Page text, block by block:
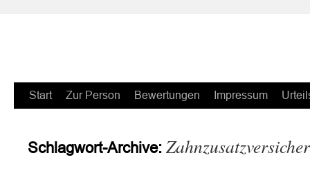
Zum
springen
Start Zur Person Bewertungen Impressum
Schlagwort-Archive: